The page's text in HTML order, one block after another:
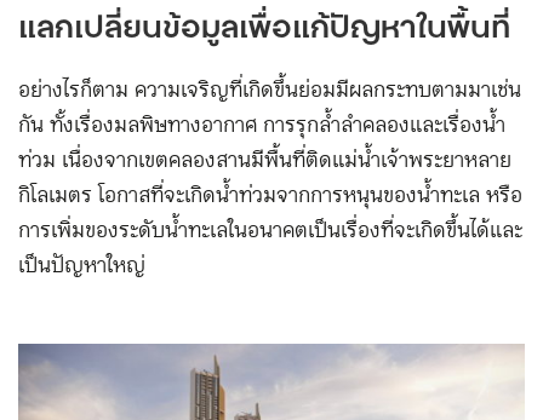
แลกเปลี่ยนข้อมูลเพื่อแก้ปัญหาในพื้นที่
อย่างไรก็ตาม ความเจริญที่เกิดขึ้นย่อมมีผลกระทบตามมาเช่น
กัน ทั้งเรื่องมลพิษทางอากาศ การรุกล้ำลำคลองและเรื่องน้ำ
ท่วม เนื่องจากเขตคลองสานมีพื้นที่ติดแม่น้ำเจ้าพระยาหลาย
กิโลเมตร โอกาสที่จะเกิดน้ำท่วมจากการหนุนของน้ำทะเล หรือ
การเพิ่มของระดับน้ำทะเลในอนาคตเป็นเรื่องที่จะเกิดขึ้นได้และ
เป็นปัญหาใหญ่